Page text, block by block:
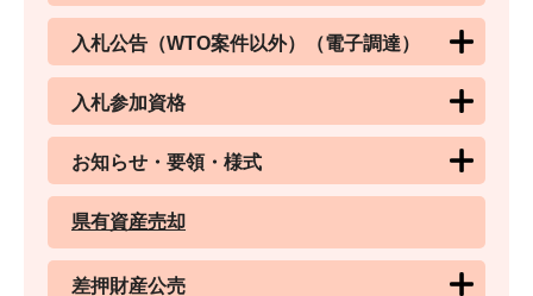
入札公告（WTO案件以外）（電子調達）
入札参加資格
お知らせ・要領・様式
県有資産売却
差押財産公売